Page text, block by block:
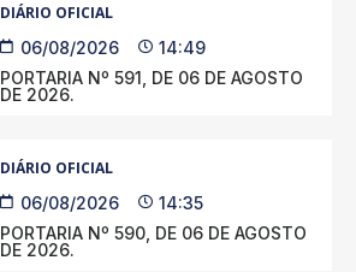
DIÁRIO OFICIAL
06/08/2026
14:49
PORTARIA Nº 591, DE 06 DE AGOSTO
DE 2026.
DIÁRIO OFICIAL
06/08/2026
14:35
PORTARIA Nº 590, DE 06 DE AGOSTO
DE 2026.